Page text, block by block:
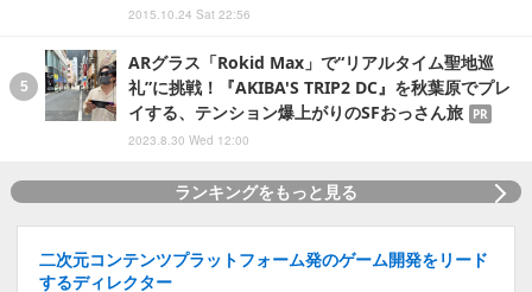
2015.10.24 Sat 22:56
ARグラス「Rokid Max」で“リアルタイム聖地巡
礼”に挑戦！『AKIBA'S TRIP2 DC』を秋葉原でプレ
イする、テンション爆上がりのSFおっさん旅
PR
2023.8.30 Wed 12:00
ランキングをもっと見る
二次元コンテンツプラットフォーム発のゲーム開発をリード
するディレクター